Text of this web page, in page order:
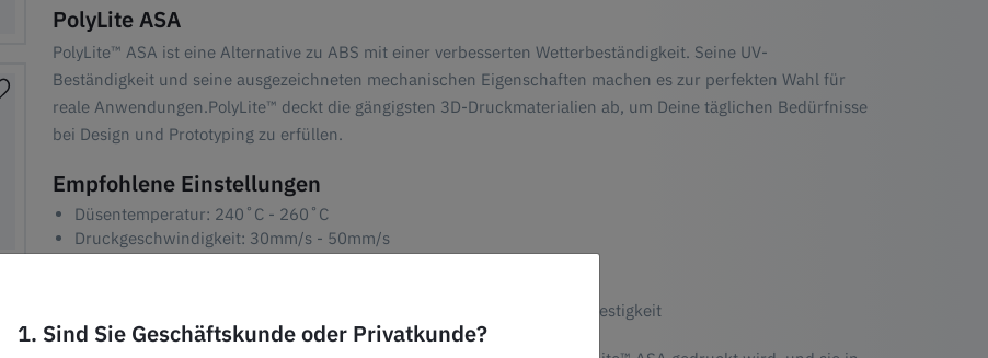
PolyLite ASA
PolyLite™ ASA ist eine Alternative zu ABS mit einer verbesserten Wetterbeständigkeit. Seine UV-
Beständigkeit und seine ausgezeichneten mechanischen Eigenschaften machen es zur perfekten Wahl für
reale Anwendungen.PolyLite™ deckt die gängigsten 3D-Druckmaterialien ab, um Deine täglichen Bedürfnisse
bei Design und Prototyping zu erfüllen.
Empfohlene Einstellungen
Düsentemperatur: 240˚C - 260˚C
Druckgeschwindigkeit: 30mm/s - 50mm/s
Kühlgebläse: LOW für bessere Oberflächenqualität | OFF für bessere Festigkeit
1. Sind Sie Geschäftskunde oder Privatkunde?